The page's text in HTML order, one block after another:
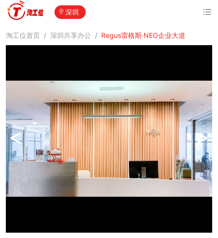
深圳
淘工位首页 / 深圳共享办公 / Regus雷格斯·NEO企业大道
< >